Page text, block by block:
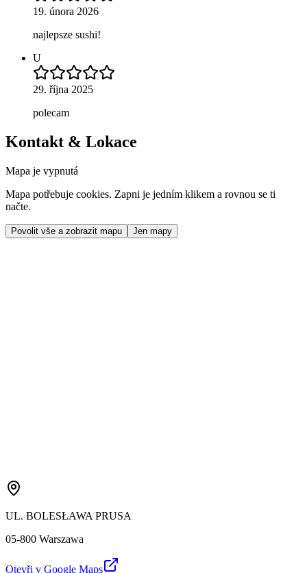
19. února 2026
najlepsze sushi!
U
29. října 2025
polecam
Kontakt & Lokace
Mapa je vypnutá
Mapa potřebuje cookies. Zapni je jedním klikem a rovnou se ti
načte.
Povolit vše a zobrazit mapu Jen mapy
UL. BOLESŁAWA PRUSA
05-800 Warszawa
Otevři v Google Maps